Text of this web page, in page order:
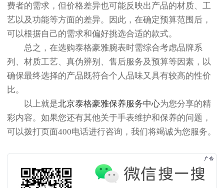
费者的需求，但价格差异也可能反映出产品的材质、工
艺以及功能等方面的差异。因此，在确定预算范围后，
可以根据自己的需求和偏好挑选合适的款式。
总之，在选购泰格豪雅腕表时需综合考虑品牌系
列、材质工艺、真伪辨别、售后服务及预算等因素，以
确保最终选择的产品既符合个人品味又具有较高的性价
比。
以上就是北京泰格豪雅保养服务中心为您分享的精
彩内容。如果您还有其他关于手表维护和保养的问题，
可以拨打页面400电话进行咨询，我们将竭诚为您服务。